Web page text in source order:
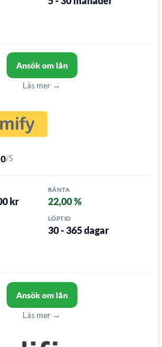
Ansök om lån
Läs mer →
/5
kr
RÄNTA
22,00 %
LÖPTID
30 - 365 dagar
Ansök om lån
Läs mer →